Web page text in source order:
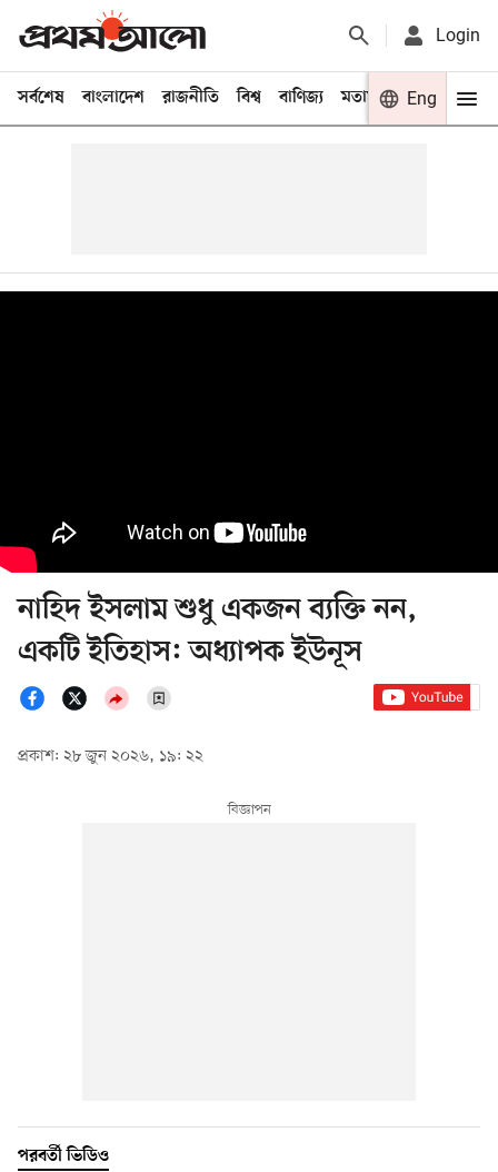
Login
সর্বশেষ বাংলাদেশ রাজনীতি বিশ্ব বাণিজ্য মতামত খেলা
Eng
নাহিদ ইসলাম শুধু একজন ব্যক্তি নন,
একটি ইতিহাস: অধ্যাপক ইউনূস
প্রকাশ: ২৮ জুন ২০২৬, ১৯: ২২
পরবর্তী ভিডিও